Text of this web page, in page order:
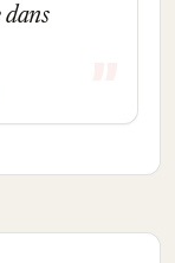
dans